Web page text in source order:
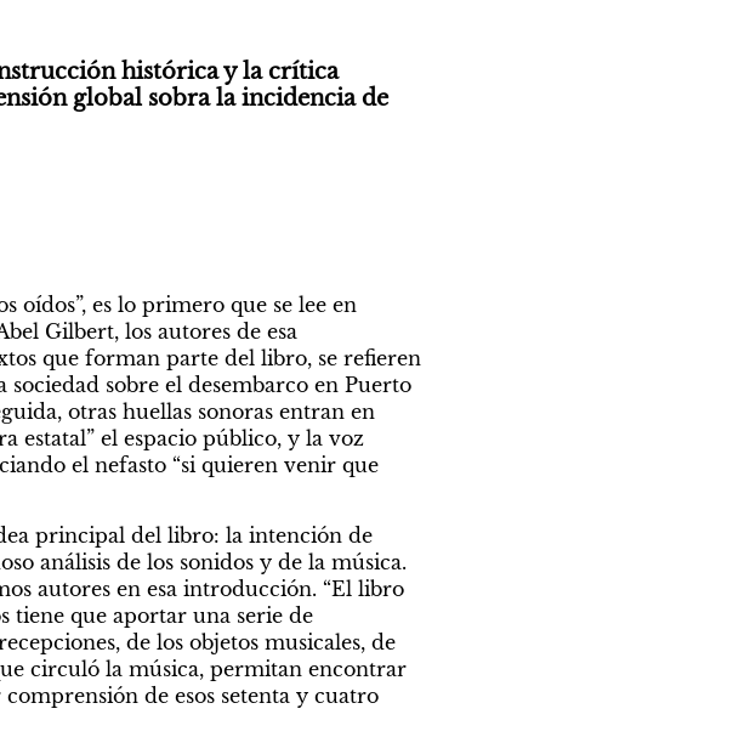
histórica y la crítica
global sobra la incidencia de
a guerra de Malvinas les llegó a los argentinos por los oídos”, es lo primero que se lee en
Gilbert, los autores de esa
que forman parte del libro, se refieren
sobre el desembarco en Puerto
otras huellas sonoras entran en
estatal” el espacio público, y la voz
el nefasto “si quieren venir que
principal del libro: la intención de
análisis de los sonidos y de la música.
autores en esa introducción. “El libro
tiene que aportar una serie de
de los objetos musicales, de
circuló la música, permitan encontrar
de esos setenta y cuatro